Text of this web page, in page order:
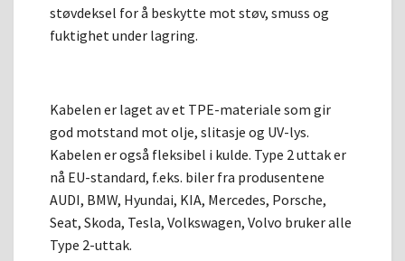
støvdeksel for å beskytte mot støv, smuss og
fuktighet under lagring.
Kabelen er laget av et TPE-materiale som gir
god motstand mot olje, slitasje og UV-lys.
Kabelen er også fleksibel i kulde. Type 2 uttak er
nå EU-standard, f.eks. biler fra produsentene
AUDI, BMW, Hyundai, KIA, Mercedes, Porsche,
Seat, Skoda, Tesla, Volkswagen, Volvo bruker alle
Type 2-uttak.